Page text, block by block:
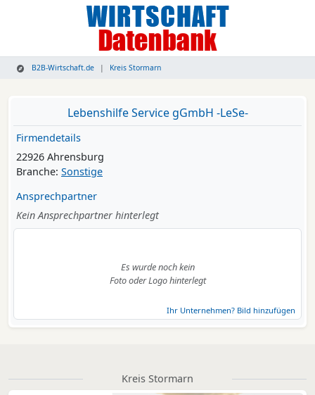
B2B-Wirtschaft.de Kreis Stormarn
Lebenshilfe Service gGmbH -LeSe-
Firmendetails
22926 Ahrensburg
Branche: Sonstige
Ansprechpartner
Kein Ansprechpartner hinterlegt
Es wurde noch kein
Foto oder Logo hinterlegt
Ihr Unternehmen? Bild hinzufügen
Kreis Stormarn